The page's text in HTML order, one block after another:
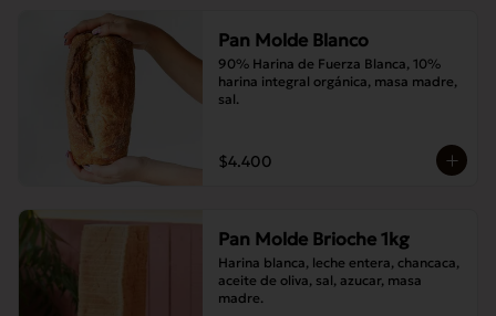
Pan Molde Blanco
90% Harina de Fuerza Blanca, 10%
harina integral orgánica, masa madre,
sal.
$4.400
Pan Molde Brioche 1kg
Harina blanca, leche entera, chancaca,
aceite de oliva, sal, azucar, masa
madre.